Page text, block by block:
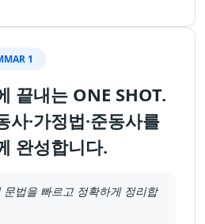
1
끝내는 ONE SHOT.
사·가정법·준동사를
완성합니다.
법을 빠르고 정확하게 정리합